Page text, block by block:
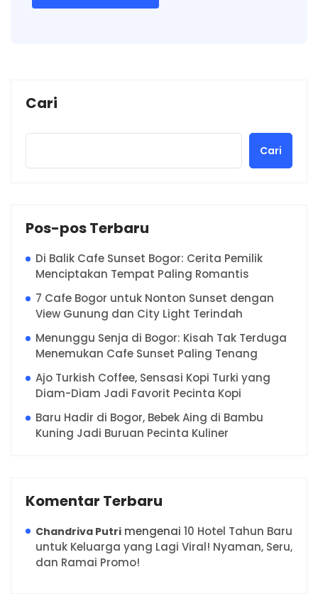
Cari
Cari
Pos-pos Terbaru
Di Balik Cafe Sunset Bogor: Cerita Pemilik
Menciptakan Tempat Paling Romantis
7 Cafe Bogor untuk Nonton Sunset dengan
View Gunung dan City Light Terindah
Menunggu Senja di Bogor: Kisah Tak Terduga
Menemukan Cafe Sunset Paling Tenang
Ajo Turkish Coffee, Sensasi Kopi Turki yang
Diam-Diam Jadi Favorit Pecinta Kopi
Baru Hadir di Bogor, Bebek Aing di Bambu
Kuning Jadi Buruan Pecinta Kuliner
Komentar Terbaru
Chandriva Putri mengenai 10 Hotel Tahun Baru
untuk Keluarga yang Lagi Viral! Nyaman, Seru,
dan Ramai Promo!